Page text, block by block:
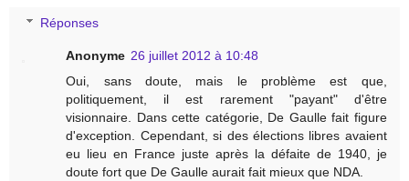
Réponses
Anonyme 26 juillet 2012 à 10:48
Oui, sans doute, mais le problème est que,
politiquement, il est rarement "payant" d'être
visionnaire. Dans cette catégorie, De Gaulle fait figure
d'exception. Cependant, si des élections libres avaient
eu lieu en France juste après la défaite de 1940, je
doute fort que De Gaulle aurait fait mieux que NDA.